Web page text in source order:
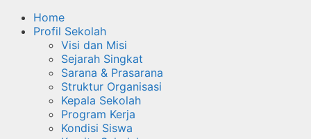
Home
Profil Sekolah
Visi dan Misi
Sejarah Singkat
Sarana & Prasarana
Struktur Organisasi
Kepala Sekolah
Program Kerja
Kondisi Siswa